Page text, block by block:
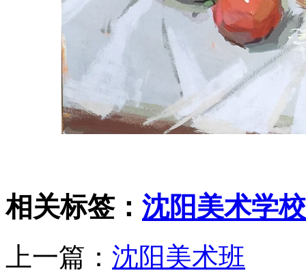
相关标签： 沈阳美术学校
上一篇： 沈阳美术班